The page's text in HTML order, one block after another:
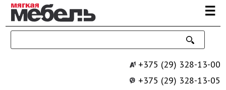
Перейти к основному содержанию ☰
+375 (29) 328-13-00
+375 (29) 328-13-05